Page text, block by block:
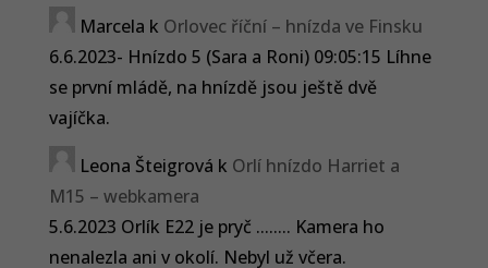
Marcela k Orlovec říční – hnízda ve Finsku
6.6.2023- Hnízdo 5 (Sara a Roni) 09:05:15 Líhne
se první mládě, na hnízdě jsou ještě dvě
vajíčka.
Leona Šteigrová k Orlí hnízdo Harriet a
M15 – webkamera
5.6.2023 Orlík E22 je pryč ........ Kamera ho
nenalezla ani v okolí. Nebyl už včera.